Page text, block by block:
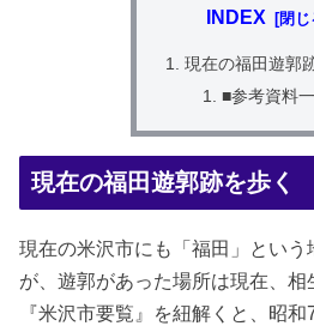
INDEX
現在の福田遊郭
■参考資料
現在の福田遊郭跡を歩く
現在の米沢市にも「福田」という
が、遊郭があった場所は現在、相
『米沢市要覧』を紐解くと、昭